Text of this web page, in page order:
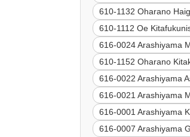
610-1132 Oharano
610-1112 Oe
616-0024 Arashiyama
610-1152 Oharano
616-0022 Arashiyama
616-0021 Arashiyama
616-0001 Arashiyama
616-0007 Arashiyama